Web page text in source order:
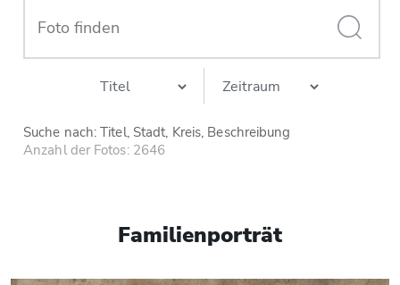
Suche nach: Titel, Stadt, Kreis, Beschreibung
Anzahl der Fotos: 2646
Familienporträt